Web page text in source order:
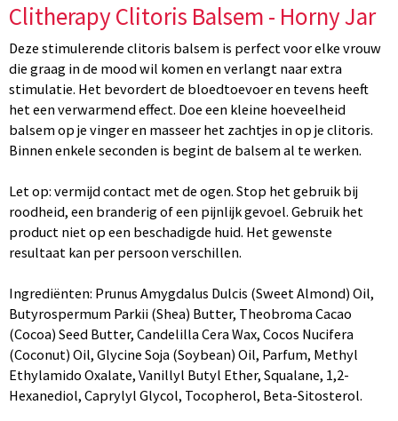
Clitherapy Clitoris Balsem - Horny Jar
Deze stimulerende clitoris balsem is perfect voor elke vrouw
die graag in de mood wil komen en verlangt naar extra
stimulatie. Het bevordert de bloedtoevoer en tevens heeft
het een verwarmend effect. Doe een kleine hoeveelheid
balsem op je vinger en masseer het zachtjes in op je clitoris.
Binnen enkele seconden is begint de balsem al te werken.
Let op: vermijd contact met de ogen. Stop het gebruik bij
roodheid, een branderig of een pijnlijk gevoel. Gebruik het
product niet op een beschadigde huid. Het gewenste
resultaat kan per persoon verschillen.
Ingrediënten: Prunus Amygdalus Dulcis (Sweet Almond) Oil,
Butyrospermum Parkii (Shea) Butter, Theobroma Cacao
(Cocoa) Seed Butter, Candelilla Cera Wax, Cocos Nucifera
(Coconut) Oil, Glycine Soja (Soybean) Oil, Parfum, Methyl
Ethylamido Oxalate, Vanillyl Butyl Ether, Squalane, 1,2-
Hexanediol, Caprylyl Glycol, Tocopherol, Beta-Sitosterol.